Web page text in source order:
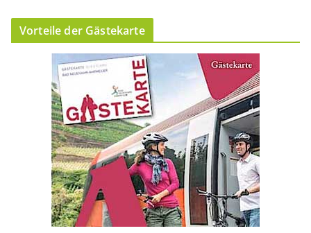
Vorteile der Gästekarte